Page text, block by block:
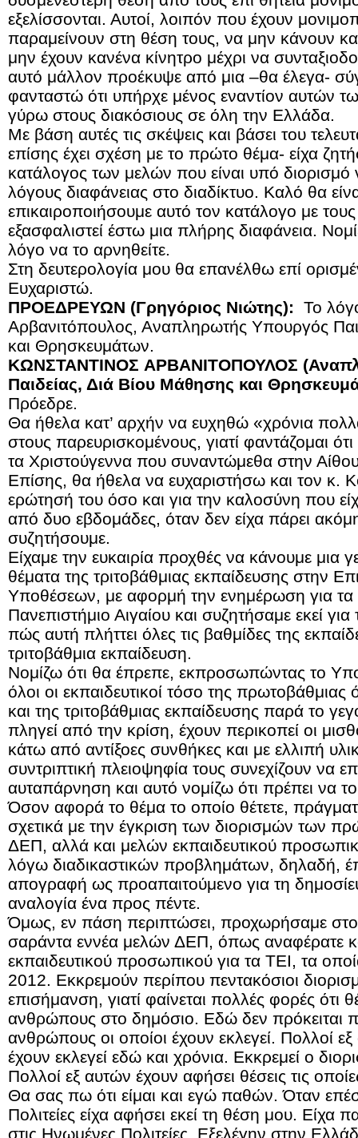
εξελίσσονται. Αυτοί, λοιπόν που έχουν
παραμείνουν στη θέση τους, να μην κάνουν
μην έχουν κανένα κίνητρο μέχρι να
αυτό μάλλον προέκυψε από μια –θα έλεγα-
φανταστώ ότι υπήρχε μένος εναντίον αυτών
γύρω στους διακόσιους σε όλη την Ελλάδα.
Με βάση αυτές τις σκέψεις και βάσει του
επίσης έχει σχέση με το πρώτο θέμα- είχα
κατάλογος των μελών που είναι υπό διορισμό
λόγους διαφάνειας στο διαδίκτυο. Καλό θα
επικαιροποιήσουμε αυτό τον κατάλογο με
εξασφαλιστεί έστω μια πλήρης διαφάνεια.
λόγο να το αρνηθείτε.
Στη δευτερολογία μου θα επανέλθω επί
Ευχαριστώ.
ΠΡΟΕΔΡΕΥΩΝ (Γρηγόριος Νιώτης):
Το
Αρβανιτόπουλος, Αναπληρωτής Υπουργός
και Θρησκευμάτων.
ΚΩΝΣΤΑΝΤΙΝΟΣ ΑΡΒΑΝΙΤΟΠΟΥΛΟΣ
Παιδείας, Διά Βίου Μάθησης και
Πρόεδρε.
Θα ήθελα κατ’ αρχήν να ευχηθώ «χρόνια
στους παρευρισκομένους, γιατί φαντάζομαι
τα Χριστούγεννα που συναντώμεθα στην
Επίσης, θα ήθελα να ευχαριστήσω και τον κ.
ερώτησή του όσο και για την καλοσύνη που
από δυο εβδομάδες, όταν δεν είχα πάρει
συζητήσουμε.
Είχαμε την ευκαιρία προχθές να κάνουμε μια
θέματα της τριτοβάθμιας εκπαίδευσης στην
Υποθέσεων, με αφορμή την ενημέρωση για
Πανεπιστήμιο Αιγαίου και συζητήσαμε εκεί
πώς αυτή πλήττει όλες τις βαθμίδες της
τριτοβάθμια εκπαίδευση.
Νομίζω ότι θα έπρεπε, εκπροσωπώντας το
όλοι οι εκπαιδευτικοί τόσο της πρωτοβάθμιας
και της τριτοβάθμιας εκπαίδευσης παρά το
πληγεί από την κρίση, έχουν περικοπεί οι
κάτω από αντίξοες συνθήκες και με ελλιπή
συντριπτική πλειοψηφία τους συνεχίζουν να
αυταπάρνηση και αυτό νομίζω ότι πρέπει να
Όσον αφορά το θέμα το οποίο θέτετε,
σχετικά με την έγκριση των διορισμών των
ΔΕΠ, αλλά και μελών εκπαιδευτικού
λόγω διαδικαστικών προβλημάτων, δηλαδή,
απογραφή ως προαπαιτούμενο για τη
αναλογία ένα προς πέντε.
Όμως, εν πάση περιπτώσει, προχωρήσαμε στο
σαράντα εννέα μελών ΔΕΠ, όπως αναφέρατε
εκπαιδευτικού προσωπικού για τα ΤΕΙ, τα
2012. Εκκρεμούν περίπου πεντακόσιοι
επισήμανση, γιατί φαίνεται πολλές φορές ότι
ανθρώπους στο δημόσιο. Εδώ δεν πρόκειται
ανθρώπους οι οποίοι έχουν εκλεγεί. Πολλοί
έχουν εκλεγεί εδώ και χρόνια. Εκκρεμεί ο
Πολλοί εξ αυτών έχουν αφήσει θέσεις τις
Θα σας πω ότι είμαι και εγώ παθών. Όταν
Πολιτείες είχα αφήσει εκεί τη θέση μου. Είχα
στις Ηνωμένες Πολιτείες. Εξελέγην στην